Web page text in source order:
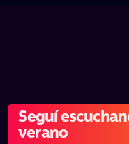
Seguí
verano